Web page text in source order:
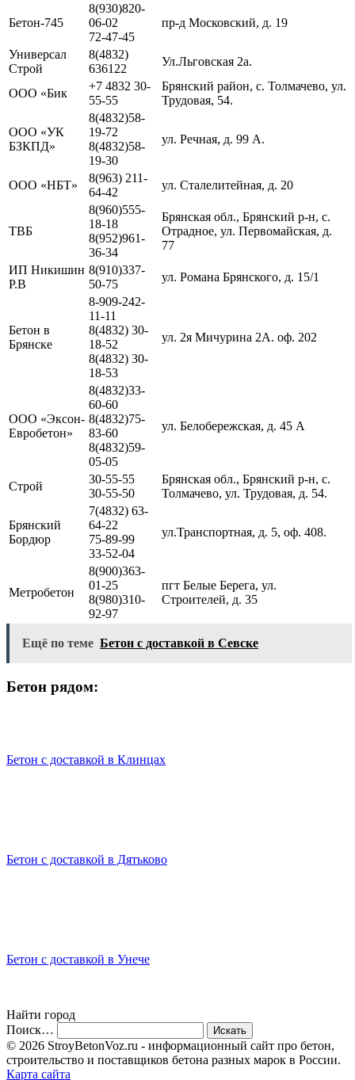
Бетон-745
8(930)820-
06-02
72-47-45
пр-д Московский, д. 19
Универсал
Строй
8(4832)
636122
Ул.Льговская 2а.
ООО «Бик
+7 4832 30-
55-55
Брянский район, с. Толмачево, ул.
Трудовая, 54.
ООО «УК
БЗКПД»
8(4832)58-
19-72
8(4832)58-
19-30
ул. Речная, д. 99 А.
ООО «НБТ»
8(963) 211-
64-42
ул. Сталелитейная, д. 20
ТВБ
8(960)555-
18-18
8(952)961-
36-34
Брянская обл., Брянский р-н, с.
Отрадное, ул. Первомайская, д.
77
ИП Никишин
Р.В
8(910)337-
50-75
ул. Романа Брянского, д. 15/1
Бетон в
Брянске
8-909-242-
11-11
8(4832) 30-
18-52
8(4832) 30-
18-53
ул. 2я Мичурина 2А. оф. 202
ООО «Эксон-
Евробетон»
8(4832)33-
60-60
8(4832)75-
83-60
8(4832)59-
05-05
ул. Белобережская, д. 45 А
Строй
30-55-55
30-55-50
Брянская обл., Брянский р-н, с.
Толмачево, ул. Трудовая, д. 54.
Брянский
Бордюр
7(4832) 63-
64-22
75-89-99
33-52-04
ул.Транспортная, д. 5, оф. 408.
Метробетон
8(900)363-
01-25
8(980)310-
92-97
пгт Белые Берега, ул.
Строителей, д. 35
Ещё по теме Бетон с доставкой в Севске
Бетон рядом:
Бетон с доставкой в Клинцах
Бетон с доставкой в Дятьково
Бетон с доставкой в Унече
Найти город
Поиск…
© 2026 StroyBetonVoz.ru - информационный сайт про бетон,
строительство и поставщиков бетона разных марок в России.
Карта сайта